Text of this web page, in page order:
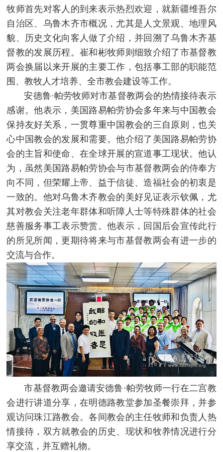
牧师首先对客人的到来表示热烈欢迎，就新疆维吾尔
自治区、乌鲁木齐市概况，尤其是人文景观、地理风
貌、历史文化向客人做了介绍，并回溯了乌鲁木齐基
督教的发展历程。崔和彬牧师则细致介绍了市基督教
两会换届以来开展的主要工作，包括事工部的职能范
围、教牧人才培养、全市教会建设等工作。
安德鲁·帕劳牧师对市基督教两会的热情接待表示
感谢。他表示，美国路易帕劳协会多年来与中国教会
保持友好关系，一贯尊重中国教会的三自原则，也关
心中国教会的发展和需要。他介绍了美国路易帕劳协
会的主旨和使命、在全球开展的宣道事工现状。他认
为，虽然美国路易帕劳协会与市基督教两会的侍奉方
向不同，但荣耀上帝、益于信徒、造福社会的初衷是
一致的。他对乌鲁木齐教会的美好见证表示钦佩，尤
其对教会关注老年群体和听障人士等特殊群体的社会
慈善服务事工表示赞赏。他表示，回国后会宣传此行
的所见所闻，更期待将来与市基督教两会有进一步的
交流与合作。
市基督教两会邀请安德鲁·帕劳牧师一行在二宫教
会进行讲道分享，在明德路教堂参加圣餐崇拜，并参
观访问珠江路教会。各间教会的主任牧师和负责人热
情接待，双方就教会的历史、现状和牧养情况进行分
享交流，并互赠礼物。